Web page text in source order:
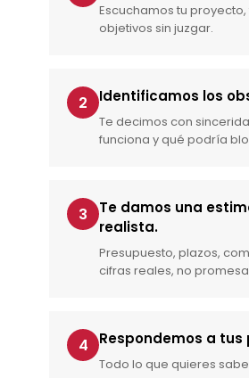
Escuchamos tu proyecto,
objetivos sin juzgar.
2 Identificamos los
Te decimos con
funciona y qué podría
3
Te damos una
realista.
Presupuesto, plazos,
cifras reales, no
4 Respondemos a
Todo lo que quieres